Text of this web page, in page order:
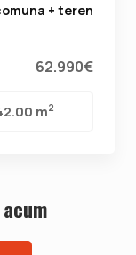
+ teren
62.990€
m2